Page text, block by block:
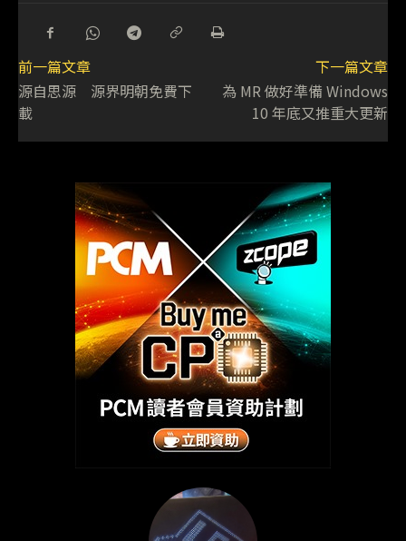
前一篇文章
源自思源 源界明朝免費下
載
下一篇文章
為 MR 做好準備 Windows
10 年底又推重大更新